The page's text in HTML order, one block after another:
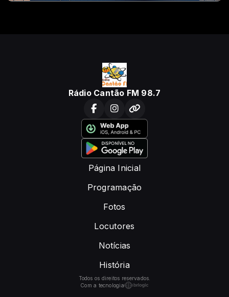
Rádio Cantão FM 98.7
Página Inicial
Programação
Fotos
Locutores
Notícias
História
Todos os direitos reservados.
Com a tecnologia